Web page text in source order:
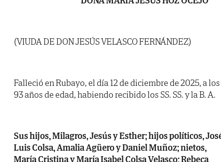
(VIUDA DE DON JESÚS VELASCO FERNÁNDEZ)
Falleció en Rubayo, el día 12 de diciembre de 2025, a los
93 años de edad, habiendo recibido los SS. SS. y la B. A.
Sus hijos, Milagros, Jesús y Esther; hijos políticos,
Luis Colsa, Amalia Agüero y Daniel Muñoz; nietos,
María Cristina y María Isabel Colsa Velasco; Rebeca